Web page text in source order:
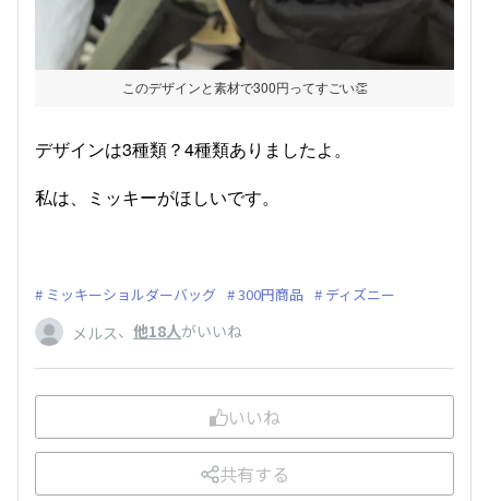
このデザインと素材で300円ってすごい👏
デザインは3種類？4種類ありましたよ。
私は、ミッキーがほしいです。
ミッキーショルダーバッグ 300円商品 ディズニー
メルス、 他18人がいいね
いいね
共有する